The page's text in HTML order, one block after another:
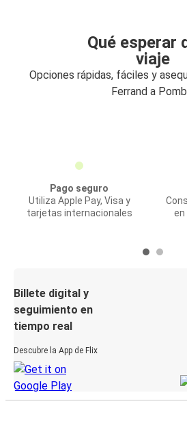
Qué esperar
viaje
Opciones rápidas, fáciles y
Ferrand a
Pago seguro
Utiliza Apple Pay, Visa y
tarjetas internacionales
en
Billete digital y
seguimiento en
tiempo real
Descubre la App de Flix